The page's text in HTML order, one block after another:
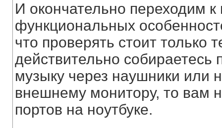
И окончательно переходим
функциональных
что проверять стоит только
действительно
музыку через наушники или
внешнему монитору, то вам
портов на ноутбуке.